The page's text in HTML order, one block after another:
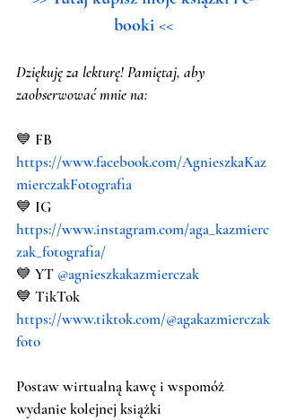
booki <<
Dziękuję za lekturę! Pamiętaj, aby
zaobserwować mnie na:
💙 FB
https://www.facebook.com/AgnieszkaKaz
mierczakFotografia
💙 IG
https://www.instagram.com/aga_kazmierc
zak_fotografia/
💙 YT @agnieszkakazmierczak
💙 TikTok
https://www.tiktok.com/@agakazmierczak
foto
Postaw wirtualną kawę i wspomóż
wydanie kolejnej książki